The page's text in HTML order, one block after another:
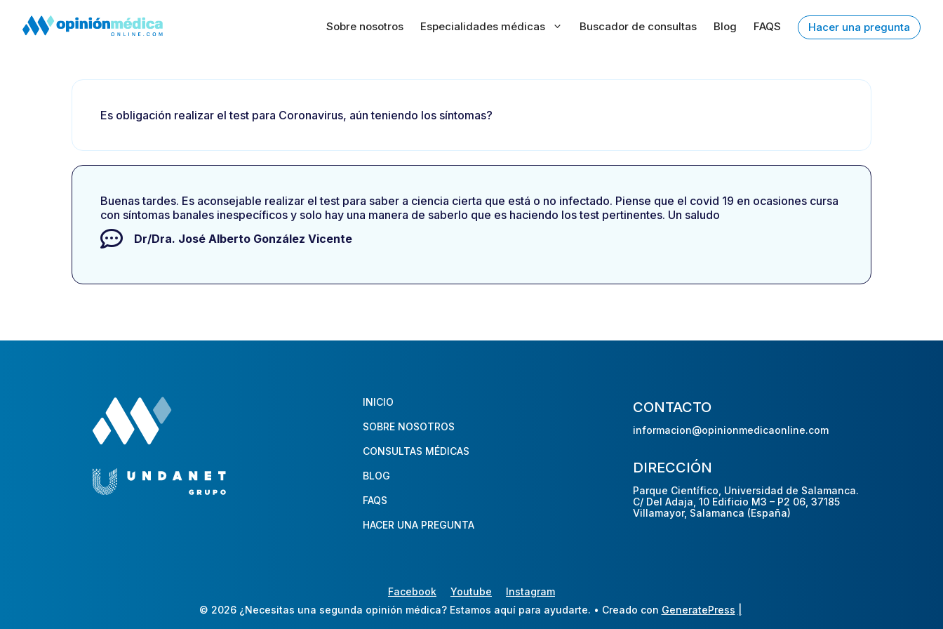
Sobre nosotros Especialidades médicas Buscador de consultas Blog FAQS Hacer una pregunta
Es obligación realizar el test para Coronavirus, aún teniendo los síntomas?
Buenas tardes. Es aconsejable realizar el test para saber a ciencia cierta que está o no infectado. Piense que el covid 19 en ocasiones cursa
con síntomas banales inespecíficos y solo hay una manera de saberlo que es haciendo los test pertinentes. Un saludo
Dr/Dra. José Alberto González Vicente
INICIO
SOBRE NOSOTROS
CONSULTAS MÉDICAS
BLOG
FAQS
HACER UNA PREGUNTA
CONTACTO
informacion@opinionmedicaonline.com
DIRECCIÓN
Parque Científico, Universidad de Salamanca.
C/ Del Adaja, 10 Edificio M3 – P2 06, 37185
Villamayor, Salamanca (España)
Facebook Youtube
Instagram
© 2026 ¿Necesitas una segunda opinión médica? Estamos aquí para ayudarte. • Creado con GeneratePress